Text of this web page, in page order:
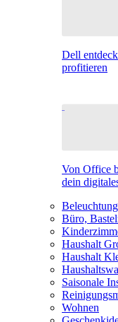
Dell
profitieren
Von Office
dein
Beleuchtung
Büro,
Haushalt
Haushalt
Saisonale
Wohnen